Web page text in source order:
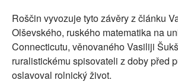
Roščin vyvozuje tyto závěry z článku
Olševského, ruského matematika na
Connecticutu, věnovaného Vasiliji
ruralistickému spisovateli z doby před
oslavoval rolnický život.